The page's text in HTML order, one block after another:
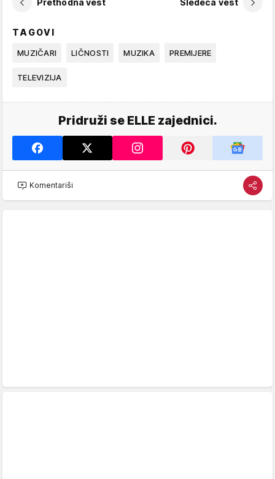
Prethodna vest Sledeća vest
TAGOVI
MUZIČARI LIČNOSTI MUZIKA PREMIJERE
TELEVIZIJA
Pridruži se ELLE zajednici.
Komentariši